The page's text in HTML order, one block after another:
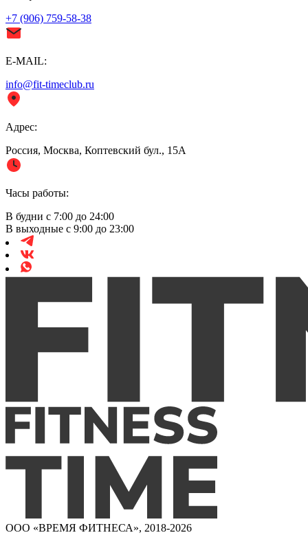
+7 (906) 759-58-38
E-MAIL:
info@fit-timeclub.ru
Адрес:
Россия, Москва, Коптевский бул., 15А
Часы работы:
В будни с 7:00 до 24:00
В выходные с 9:00 до 23:00
ООО «ВРЕМЯ ФИТНЕСА», 2018-2026